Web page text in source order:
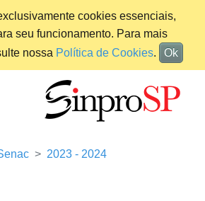
cookies essenciais,
seu funcionamento. Para mais
nossa Política de Cookies. Ok
2023 - 2024